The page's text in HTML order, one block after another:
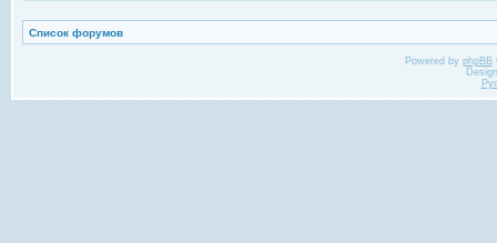
Список форумов
Powered by phpBB